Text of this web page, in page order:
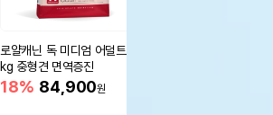
로얄캐닌 독 미디엄 어덜트 10
kg 중형견 면역증진
18% 84,900원